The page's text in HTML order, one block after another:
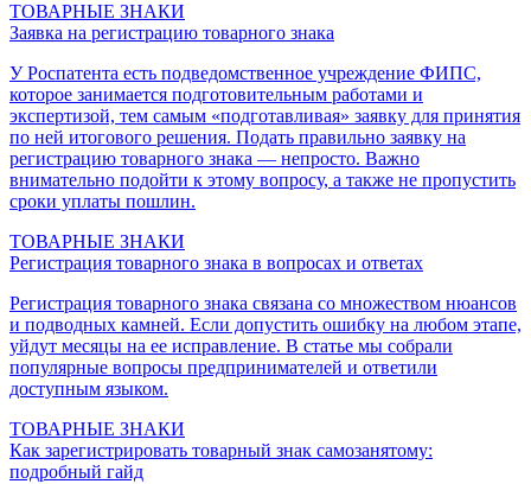
ТОВАРНЫЕ ЗНАКИ
Заявка на регистрацию товарного знака
У Роспатента есть подведомственное учреждение ФИПС,
которое занимается подготовительным работами и
экспертизой, тем самым «подготавливая» заявку для принятия
по ней итогового решения. Подать правильно заявку на
регистрацию товарного знака — непросто. Важно
внимательно подойти к этому вопросу, а также не пропустить
сроки уплаты пошлин.
ТОВАРНЫЕ ЗНАКИ
Регистрация товарного знака в вопросах и ответах
Регистрация товарного знака связана со множеством нюансов
и подводных камней. Если допустить ошибку на любом этапе,
уйдут месяцы на ее исправление. В статье мы собрали
популярные вопросы предпринимателей и ответили
доступным языком.
ТОВАРНЫЕ ЗНАКИ
Как зарегистрировать товарный знак самозанятому:
подробный гайд